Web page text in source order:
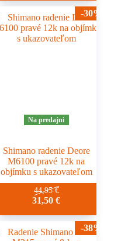
-30%
Na predajni
Shimano radenie Deore
M6100 pravé 12k na
objímku s ukazovateľom
44,95€
31,50€
-38%